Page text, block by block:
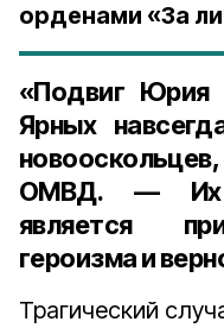
орденами «За
«Подвиг Юрия
Ярных
ОМВД. — Их
является
героизма и
Трагический